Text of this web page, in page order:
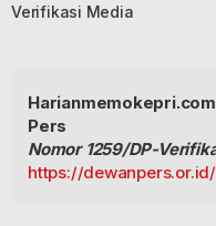
Verifikasi Media
Pers
Nomor 1259/DP-
https://